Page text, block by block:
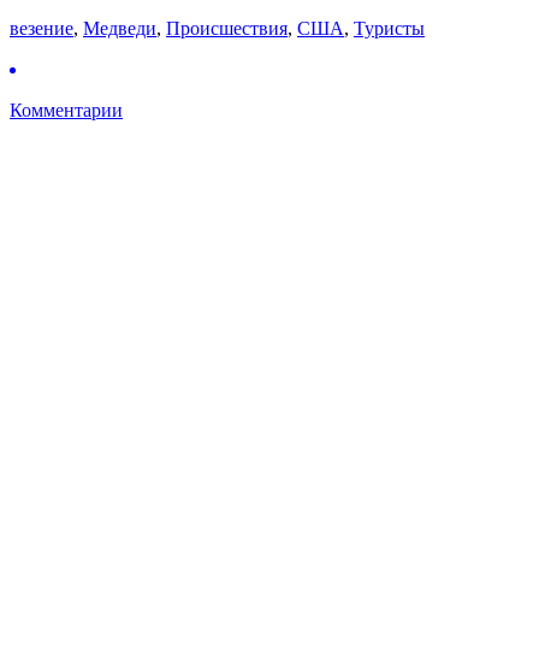
везение, Медведи, Происшествия, США, Туристы
Комментарии